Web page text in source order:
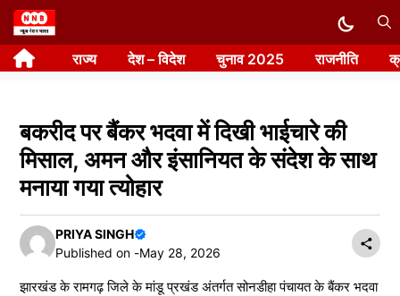
Skip
to
content राज्य देश – विदेश चुनाव 2025 राजनीति
बकरीद पर बैंकर भदवा में दिखी भाईचारे की
मिसाल, अमन और इंसानियत के संदेश के साथ
मनाया गया त्योहार
PRIYA SINGH
Published on -May 28, 2026
झारखंड के रामगढ़ जिले के मांडू प्रखंड अंतर्गत सोनडीहा पंचायत के बैंकर भदवा